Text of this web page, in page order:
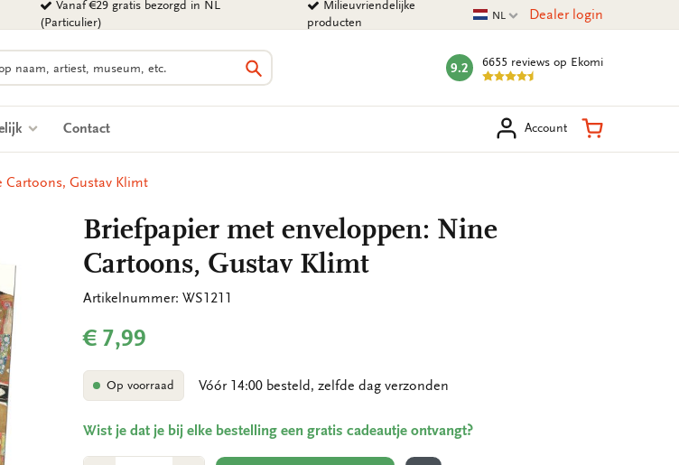
Vanaf €29 gratis bezorgd in NL
(Particulier)
Milieuvriendelijke
producten
Huidige taal
NL Dealer login
Zoeken
mark:
9.2 6655 reviews op Ekomi
Contact Account Winkelmand
Gustav Klimt
Briefpapier met enveloppen: Nine
Cartoons, Gustav Klimt
Artikelnummer: WS1211
€ 7,99
Op voorraad Vóór 14:00 besteld, zelfde dag verzonden
Wist je dat je bij elke bestelling een gratis cadeautje ontvangt?